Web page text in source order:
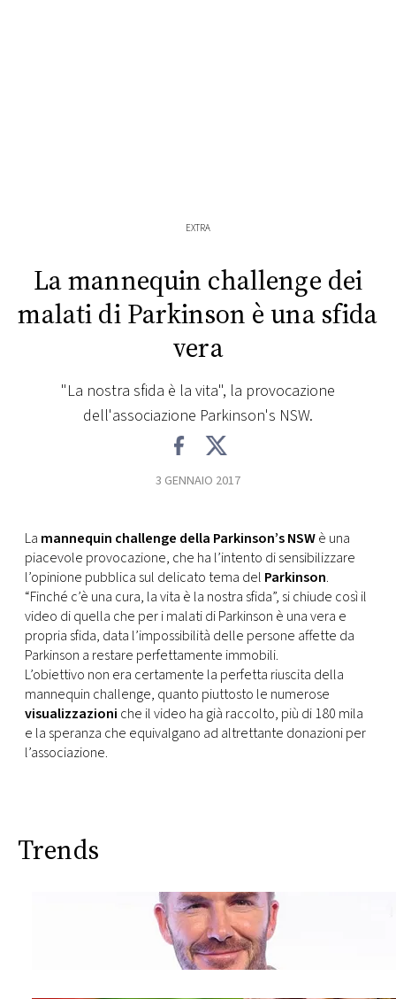
PRINCIPATO
DI
RMC
CONSIGLIA
EXTRA
La mannequin challenge dei
malati di Parkinson è una sfida
vera
"La nostra sfida è la vita", la provocazione
dell'associazione Parkinson's NSW.
3 GENNAIO 2017
La mannequin challenge della Parkinson’s NSWè una
piacevole provocazione, che ha l’intento di sensibilizzare
l’opinione pubblica sul delicato tema del Parkinson.
“Finché c’è una cura, la vita è la nostra sfida”, si chiude così il
video di quella che per i malati di Parkinson è una vera e
propria sfida, data l’impossibilità delle persone affette da
Parkinson a restare perfettamente immobili.
L’obiettivo non era certamente la perfetta riuscita della
mannequin challenge, quanto piuttosto le numerose
visualizzazioni che il video ha già raccolto, più di 180 mila
e la speranza che equivalgano ad altrettante donazioni per
l’associazione.
Trends